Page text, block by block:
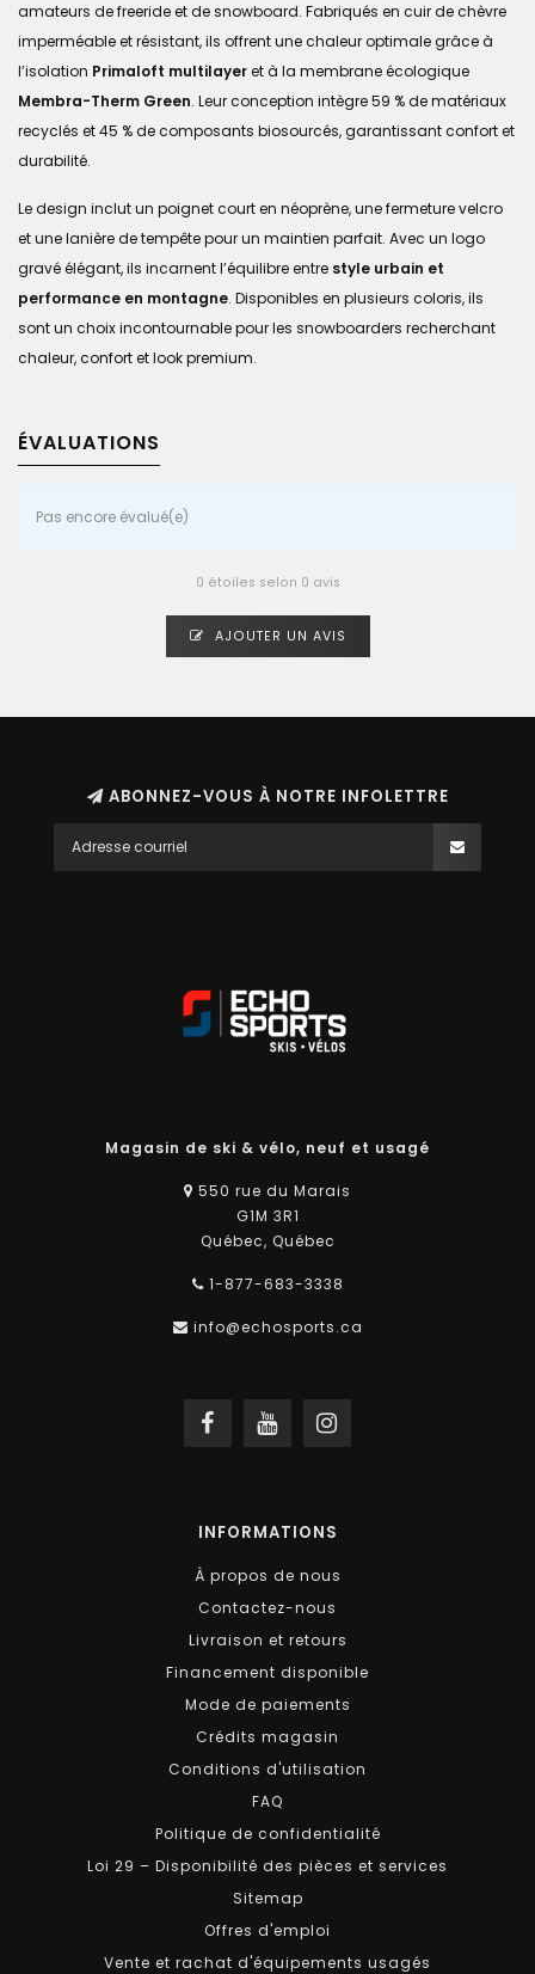
amateurs de freeride et de snowboard. Fabriqués en cuir de chèvre
imperméable et résistant, ils offrent une chaleur optimale grâce à
l’isolation Primaloft multilayeret à la membrane écologique
Membra-Therm Green. Leur conception intègre 59 % de matériaux
recyclés et 45 % de composants biosourcés, garantissant confort et
durabilité.
Le design inclut un poignet court en néoprène, une fermeture velcro
et une lanière de tempête pour un maintien parfait. Avec un logo
gravé élégant, ils incarnent l’équilibre entre style urbain et
performance en montagne. Disponibles en plusieurs coloris, ils
sont un choix incontournable pour les snowboarders recherchant
chaleur, confort et look premium.
ÉVALUATIONS
Pas encore évalué(e)
0 étoiles selon 0 avis
AJOUTER UN AVIS
ABONNEZ-VOUS À NOTRE INFOLETTRE
Magasin de ski & vélo, neuf et usagé
550 rue du Marais
G1M 3R1
Québec, Québec
1-877-683-3338
info@echosports.ca
INFORMATIONS
À propos de nous
Contactez-nous
Livraison et retours
Financement disponible
Mode de paiements
Crédits magasin
Conditions d'utilisation
FAQ
Politique de confidentialité
Loi 29 – Disponibilité des pièces et services
Sitemap
Offres d'emploi
Vente et rachat d'équipements usagés